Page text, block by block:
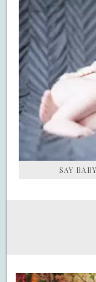
SAY